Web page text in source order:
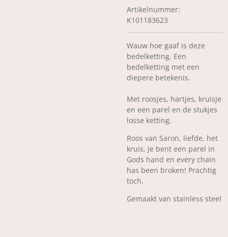
Artikelnummer:
K101183623
Wauw hoe gaaf is deze
bedelketting. Een
bedelketting met een
diepere betekenis.
Met roosjes, hartjes, kruisje
en een parel en de stukjes
losse ketting.
Roos van Saron, liefde, het
kruis, je bent een parel in
Gods hand en every chain
has been broken! Prachtig
toch.
Gemaakt van stainless steel